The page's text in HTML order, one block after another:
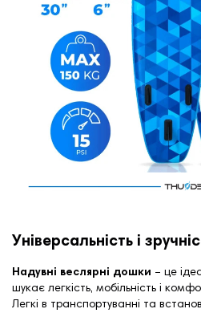
Універсальність і
Надувні веслярні дошки – це
шукає легкість, мобільність і
Легкі в транспортуванні та